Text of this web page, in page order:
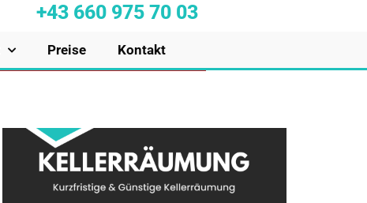
+43 660 975 70 03
Preise Kontakt